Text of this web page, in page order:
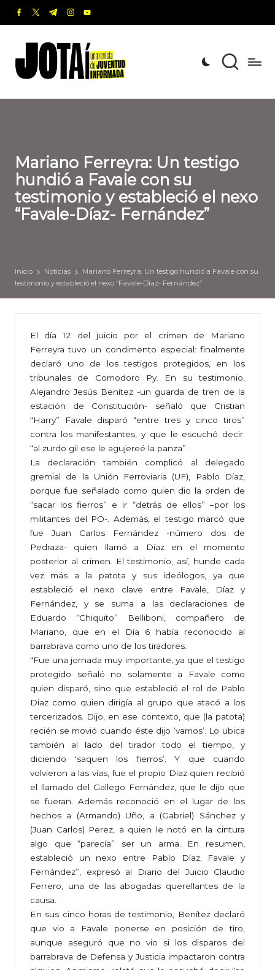
Saltar
contenido
facebook.com
twitter.com
t.me instagram.com
youtube.com
o
t
revista
de
Informada
Mariano Ferreyra: Un testigo
hundió a Favale con su
testimonio y estableció el nexo
“Favale-Díaz- Fernández”
Inicio Noticias
Mariano Ferreyra: Un testigo hundió a Favale con su
testimonio y estableció el nexo “Favale-Díaz- Fernández”
El día 12 del juicio por el crimen de Mariano
Ferreyra tuvo un condimento especial: finalmente
declaró uno de los testigos protegidos, en los
tribunales de Comodoro Py. En su testimonio,
Alejandro Jesús Benítez -un guarda de tren de la
estación de Constitución- señaló que Cristian
“Harry” Favale disparó “entre tres y cinco tiros”
contra los manifestantes, y que le escuchó decir:
“al zurdo gil ese le agujereé la panza”.
La declaración también complicó al delegado
gremial de la Unión Ferroviaria (UF), Pablo Díaz,
porque fue señalado como quien dio la orden de
“sacar los fierros” e ir “detrás de ellos” –por los
militantes del PO-. Además, el testigo marcó que
fue Juan Carlos Fernández -número dos de
Pedraza- quien llamó a Díaz en el momento
posterior al crimen. El testimonio, así, hunde cada
vez más a la patota y sus ideólogos, ya que
estableció el nexo clave entre Favale, Díaz y
Fernández, y se suma a las declaraciones de
Eduardo “Chiquito” Belliboni, compañero de
Mariano, que en el Día 6 había reconocido al
barrabrava como uno de los tiradores.
“Fue una jornada muy importante, ya que el testigo
protegido señaló no solamente a Favale como
quien disparó, sino que estableció el rol de Pablo
Diaz como quien dirigía al grupo que atacó a los
tercerizados. Dijo, en ese contexto, que (la patota)
recién se movió cuando éste dijo ‘vamos’. Lo ubica
también al lado del tirador todo el tiempo, y
diciendo ‘saquen los fierros’. Y que cuando
volvieron a las vías, fue el propio Diaz quien recibió
el llamado del Gallego Fernández, que le dijo que
se fueran. Además reconoció en el lugar de los
hechos a (Armando) Uño, a (Gabriel) Sánchez y
(Juan Carlos) Perez, a quien le notó en la cintura
algo que “parecía” ser un arma. En resumen,
estableció un nexo entre Pablo Díaz, Favale y
Fernández”, expresó al Diario del Juicio Claudio
Ferrero, una de las abogadas querellantes de la
causa.
En sus cinco horas de testimonio, Benítez declaró
que vio a Favale ponerse en posición de tiro,
aunque aseguró que no vio si los disparos del
barrabrava de Defensa y Justicia impactaron contra